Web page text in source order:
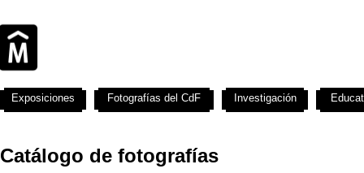
Catálogo de fotografías
Exposiciones Fotografías del CdF Investigación